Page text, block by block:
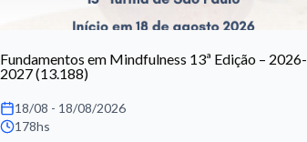
Fundamentos em Mindfulness 13ª Edição – 2026-
2027 (13.188)
18/08 - 18/08/2026
178hs